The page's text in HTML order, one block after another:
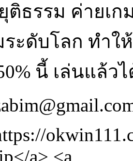
ติธรรม ค่ายเ
ระดับโลก ทำ
นี้ เล่นแล้
a> <a